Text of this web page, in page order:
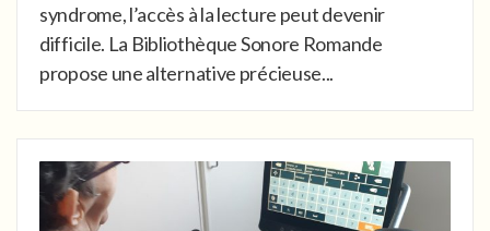
syndrome, l’accès à la lecture peut devenir
difficile. La Bibliothèque Sonore Romande
propose une alternative précieuse...